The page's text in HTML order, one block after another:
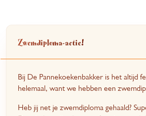
Zwemdiploma-actie!
Bij De Pannekoekenbakker is het altijd
helemaal, want we hebben een
Heb jij net je zwemdiploma gehaald?